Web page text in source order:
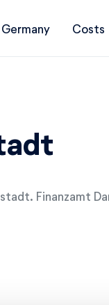
Costs
Finanzamt